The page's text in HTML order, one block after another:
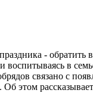
-
воспитываясь в
связано с
этом